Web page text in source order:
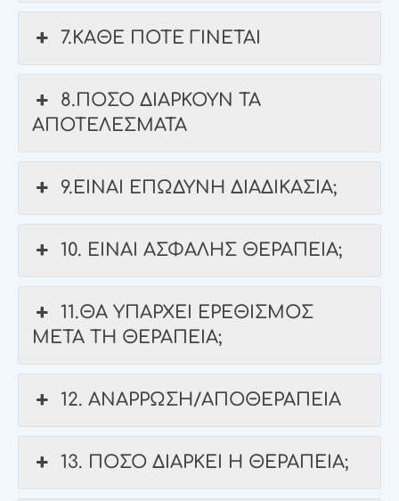
7.ΚΑΘΕ ΠΟΤΕ ΓΙΝΕΤΑΙ
8.ΠΟΣΟ ΔΙΑΡΚΟΥΝ ΤΑ
ΑΠΟΤΕΛΕΣΜΑΤΑ
9.ΕΙΝΑΙ ΕΠΩΔΥΝΗ ΔΙΑΔΙΚΑΣΙΑ;
10. ΕΙΝΑΙ ΑΣΦΑΛΗΣ ΘΕΡΑΠΕΙΑ;
11.ΘΑ ΥΠΑΡΧΕΙ ΕΡΕΘΙΣΜΟΣ
ΜΕΤΑ ΤΗ ΘΕΡΑΠΕΙΑ;
12. ΑΝΑΡΡΩΣΗ/ΑΠΟΘΕΡΑΠΕΙΑ
13. ΠΟΣΟ ΔΙΑΡΚΕΙ Η ΘΕΡΑΠΕΙΑ;